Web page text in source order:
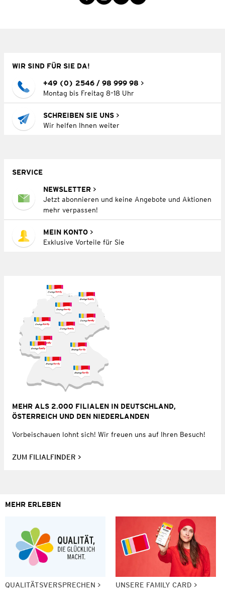
WIR SIND FÜR SIE DA!
+49 (0) 2546 / 98 999 98
Montag bis Freitag 8–18 Uhr
SCHREIBEN SIE UNS
Wir helfen Ihnen weiter
SERVICE
NEWSLETTER
Jetzt abonnieren und keine Angebote und Aktionen
mehr verpassen!
MEIN KONTO
Exklusive Vorteile für Sie
MEHR ALS 2.000 FILIALEN IN DEUTSCHLAND,
ÖSTERREICH UND DEN NIEDERLANDEN
Vorbeischauen lohnt sich! Wir freuen uns auf Ihren Besuch!
ZUM FILIALFINDER
MEHR ERLEBEN
QUALITÄTSVERSPRECHEN UNSERE FAMILY CARD